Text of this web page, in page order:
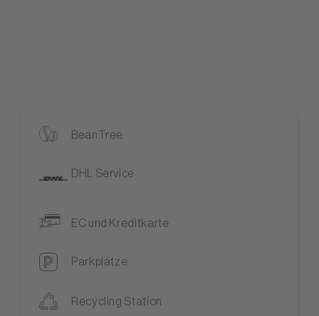
BeanTree
DHL Service
EC und Kreditkarte
Parkplätze
Recycling Station